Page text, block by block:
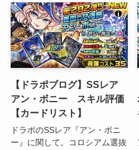
【ドラポブログ】SSレア
アン・ボニー スキル評価
【カードリスト】
ドラポのSSレア『アン・ボニ
ー』に関して。コロシアム選抜